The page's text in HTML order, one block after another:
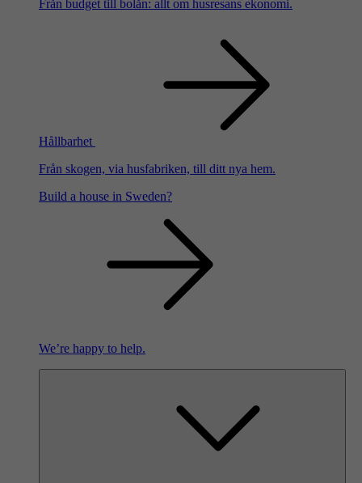
Från budget till bolån: allt om husresans ekonomi.
Hållbarhet
Från skogen, via husfabriken, till ditt nya hem.
Build a house in Sweden?
We’re happy to help.